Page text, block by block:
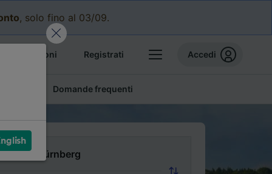
, solo fino al 03/09.
prenotazioni Registrati Accedi
Domande frequenti